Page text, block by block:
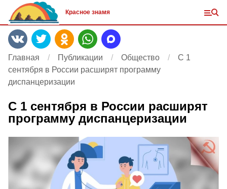
Красное знамя
Главная Публикации Общество
С 1
сентября в России расширят программу
диспанцеризации
С 1 сентября в России расширят
программу диспанцеризации